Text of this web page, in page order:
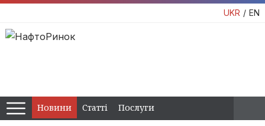
UKR EN
Новини Статті Послуги